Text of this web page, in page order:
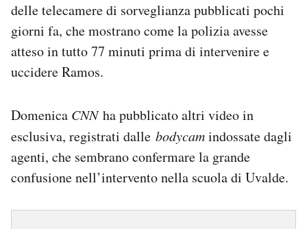
delle telecamere di sorveglianza pubblicati pochi
giorni fa, che mostrano come la polizia avesse
atteso in tutto 77 minuti prima di intervenire e
uccidere Ramos.
Domenica CNNha pubblicato altri video in
esclusiva, registrati dalle bodycamindossate dagli
agenti, che sembrano confermare la grande
confusione nell’intervento nella scuola di Uvalde.